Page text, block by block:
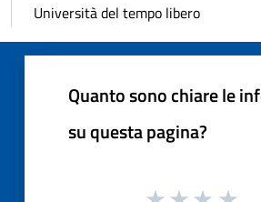
Università del tempo libero
Quanto sono chiare le
su questa pagina?